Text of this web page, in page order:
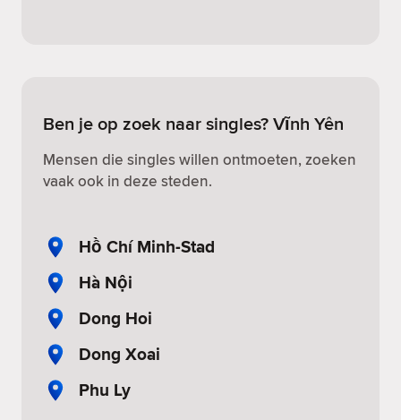
Ben je op zoek naar singles? Vĩnh Yên
Mensen die singles willen ontmoeten, zoeken
vaak ook in deze steden.
Hồ Chí Minh-Stad
Hà Nội
Dong Hoi
Dong Xoai
Phu Ly